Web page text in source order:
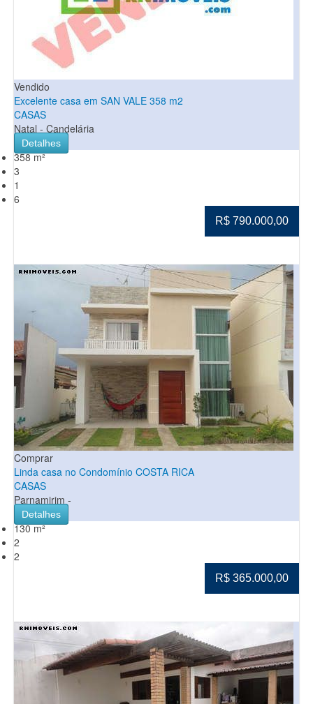
Vendido
Excelente casa em SAN VALE 358 m2
CASAS
Natal - Candelária
Detalhes
358 m²
3
1
6
R$ 790.000,00
Comprar
Linda casa no Condomínio COSTA RICA
CASAS
Parnamirim -
Detalhes
130 m²
2
2
R$ 365.000,00